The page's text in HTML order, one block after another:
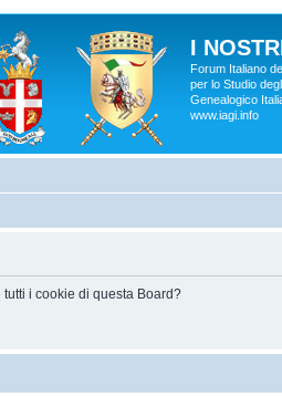
I
Forum Italiano
per lo Studio
Genealogico
www.iagi.info
i cookie di questa Board?